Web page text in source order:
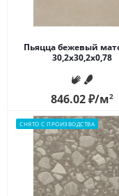
Пьяцца бежевый
30,2x30,2x0,78
846.02₽/м2
СНЯТО С ПРОИЗВОДСТВА